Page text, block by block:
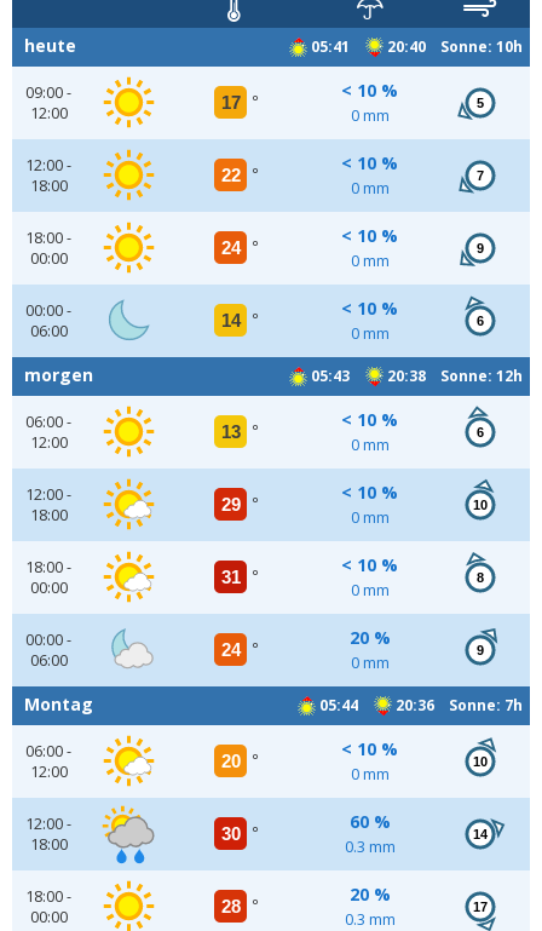
05:41 20:40 Sonne: 10h
heute
09:00 -
12:00
17 °
< 10 %
0 mm
5
12:00 -
18:00
22 °
< 10 %
0 mm
7
18:00 -
00:00
24 °
< 10 %
0 mm
9
00:00 -
06:00
14 °
< 10 %
0 mm
6
05:43 20:38 Sonne: 12h
morgen
06:00 -
12:00
13 °
< 10 %
0 mm
6
12:00 -
18:00
29 °
< 10 %
0 mm
10
18:00 -
00:00
31 °
< 10 %
0 mm
8
00:00 -
06:00
24 °
20 %
0 mm
9
05:44 20:36 Sonne: 7h
Montag
06:00 -
12:00
20 °
< 10 %
0 mm
10
12:00 -
18:00
30 °
60 %
0.3 mm
14
18:00 -
00:00
28 °
20 %
0.3 mm
17